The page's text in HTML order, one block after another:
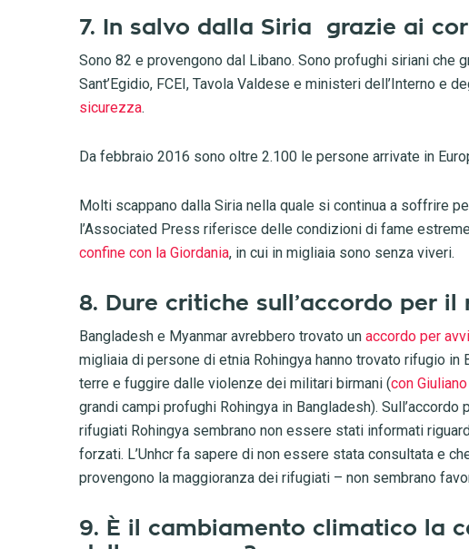
7. In salvo dalla Siria grazie ai
Sono 82 e provengono dal Libano. Sono profughi siriani che
Sant’Egidio, FCEI, Tavola Valdese e ministeri dell’Interno e
sicurezza.
Da febbraio 2016 sono oltre 2.100 le persone arrivate in
Molti scappano dalla Siria nella quale si continua a soffrire
l’Associated Press riferisce delle condizioni di fame
confine con la Giordania, in cui in migliaia sono senza viveri.
8. Dure critiche sull’accordo per
Bangladesh e Myanmar avrebbero trovato un accordo per
migliaia di persone di etnia Rohingya hanno trovato rifugio
terre e fuggire dalle violenze dei militari birmani (con
grandi campi profughi Rohingya in Bangladesh). Sull’accordo
rifugiati Rohingya sembrano non essere stati informati
forzati. L’Unhcr fa sapere di non essere stata consultata e
provengono la maggioranza dei rifugiati – non sembrano
9. È il cambiamento climatico la